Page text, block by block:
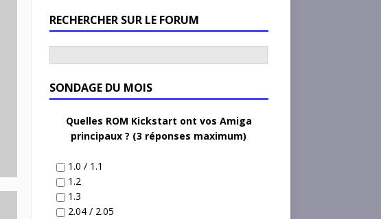
RECHERCHER SUR LE FORUM
SONDAGE DU MOIS
Quelles ROM Kickstart ont vos Amiga
principaux ? (3 réponses maximum)
1.0 / 1.1
1.2
1.3
2.04 / 2.05